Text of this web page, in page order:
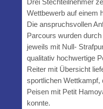
Drei Stechteilnehmer
Wettbewerb auf einem
Die anspruchsvollen
Parcours wurden
jeweils mit Null-
qualitativ hochwertige
Reiter mit Übersicht
sportlichen Wettkampf,
Peisen mit Petit
konnte.